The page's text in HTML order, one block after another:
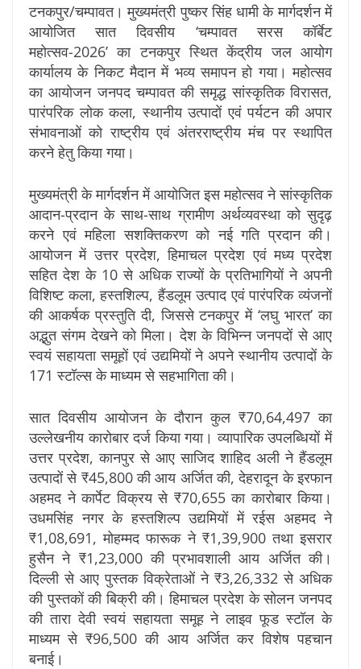
टनकपुर/चम्पावत। मुख्यमंत्री पुष्कर सिंह धामी के मार्गदर्शन में
आयोजित सात दिवसीय ‘चम्पावत सरस कॉर्बेट
महोत्सव-2026’ का टनकपुर स्थित केंद्रीय जल आयोग
कार्यालय के निकट मैदान में भव्य समापन हो गया। महोत्सव
का आयोजन जनपद चम्पावत की समृद्ध सांस्कृतिक विरासत,
पारंपरिक लोक कला, स्थानीय उत्पादों एवं पर्यटन की अपार
संभावनाओं को राष्ट्रीय एवं अंतरराष्ट्रीय मंच पर स्थापित
करने हेतु किया गया।
मुख्यमंत्री के मार्गदर्शन में आयोजित इस महोत्सव ने सांस्कृतिक
आदान-प्रदान के साथ-साथ ग्रामीण अर्थव्यवस्था को सुदृढ़
करने एवं महिला सशक्तिकरण को नई गति प्रदान की।
आयोजन में उत्तर प्रदेश, हिमाचल प्रदेश एवं मध्य प्रदेश
सहित देश के 10 से अधिक राज्यों के प्रतिभागियों ने अपनी
विशिष्ट कला, हस्तशिल्प, हैंडलूम उत्पाद एवं पारंपरिक व्यंजनों
की आकर्षक प्रस्तुति दी, जिससे टनकपुर में ‘लघु भारत’ का
अद्भुत संगम देखने को मिला। देश के विभिन्न जनपदों से आए
स्वयं सहायता समूहों एवं उद्यमियों ने अपने स्थानीय उत्पादों के
171 स्टॉल्स के माध्यम से सहभागिता की।
सात दिवसीय आयोजन के दौरान कुल ₹70,64,497 का
उल्लेखनीय कारोबार दर्ज किया गया। व्यापारिक उपलब्धियों में
उत्तर प्रदेश, कानपुर से आए साजिद शाहिद अली ने हैंडलूम
उत्पादों से ₹45,800 की आय अर्जित की, देहरादून के इरफान
अहमद ने कार्पेट विक्रय से ₹70,655 का कारोबार किया।
उधमसिंह नगर के हस्तशिल्प उद्यमियों में रईस अहमद ने
₹1,08,691, मोहम्मद फारूक ने ₹1,39,900 तथा इसरार
हुसैन ने ₹1,23,000 की प्रभावशाली आय अर्जित की।
दिल्ली से आए पुस्तक विक्रेताओं ने ₹3,26,332 से अधिक
की पुस्तकों की बिक्री की। हिमाचल प्रदेश के सोलन जनपद
की तारा देवी स्वयं सहायता समूह ने लाइव फूड स्टॉल के
माध्यम से ₹96,500 की आय अर्जित कर विशेष पहचान
बनाई।